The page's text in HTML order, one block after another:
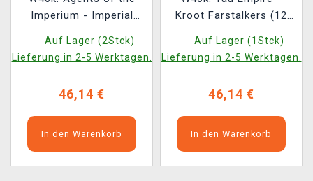
Imperium - Imperial
Figuren)
Auf Lager (2Stck)
Lieferung in 2-5 Werktagen.
46,14 €
In den Warenkorb
Kroot Farstalkers (12
Auf Lager (1Stck)
Lieferung in 2-5 Werktagen.
46,14 €
In den Warenkorb